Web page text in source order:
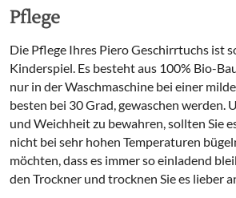
Pflege
Die Pflege Ihres Piero Geschirrtuchs ist
Kinderspiel. Es besteht aus 100% Bio-
nur in der Waschmaschine bei einer
besten bei 30 Grad, gewaschen werden.
und Weichheit zu bewahren, sollten Sie
nicht bei sehr hohen Temperaturen
möchten, dass es immer so einladend
den Trockner und trocknen Sie es lieber